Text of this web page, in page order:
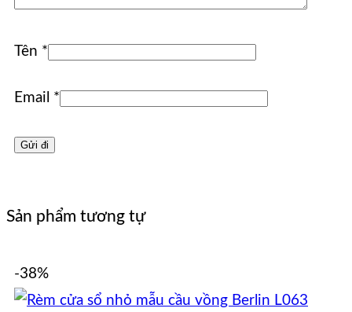
Tên *
Email *
Sản phẩm tương tự
-38%